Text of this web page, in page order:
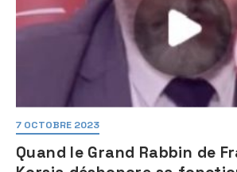
7 OCTOBRE 2023
Quand le Grand Rabbin de